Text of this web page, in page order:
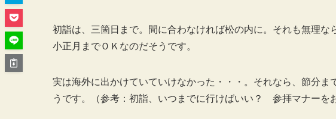
初詣は、三箇日まで。間に合わなければ松の内に。それも無理な
小正月までＯＫなのだそうです。
実は海外に出かけていていけなかった・・・。それなら、節分ま
うです。（参考：初詣、いつまでに行けばいい？ 参拝マナーを